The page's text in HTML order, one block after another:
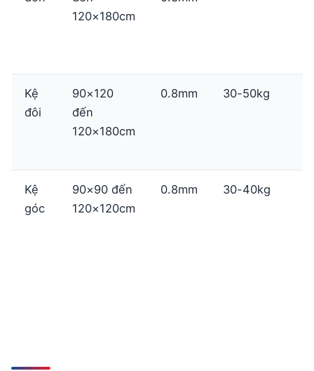
120×180cm
Kệ
đôi
90×120
đến
120×180cm
0.8mm 30-50kg
Kệ
góc
90×90 đến
120×120cm
0.8mm 30-40kg